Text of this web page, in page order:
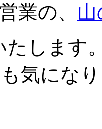
業の、
します
気にな